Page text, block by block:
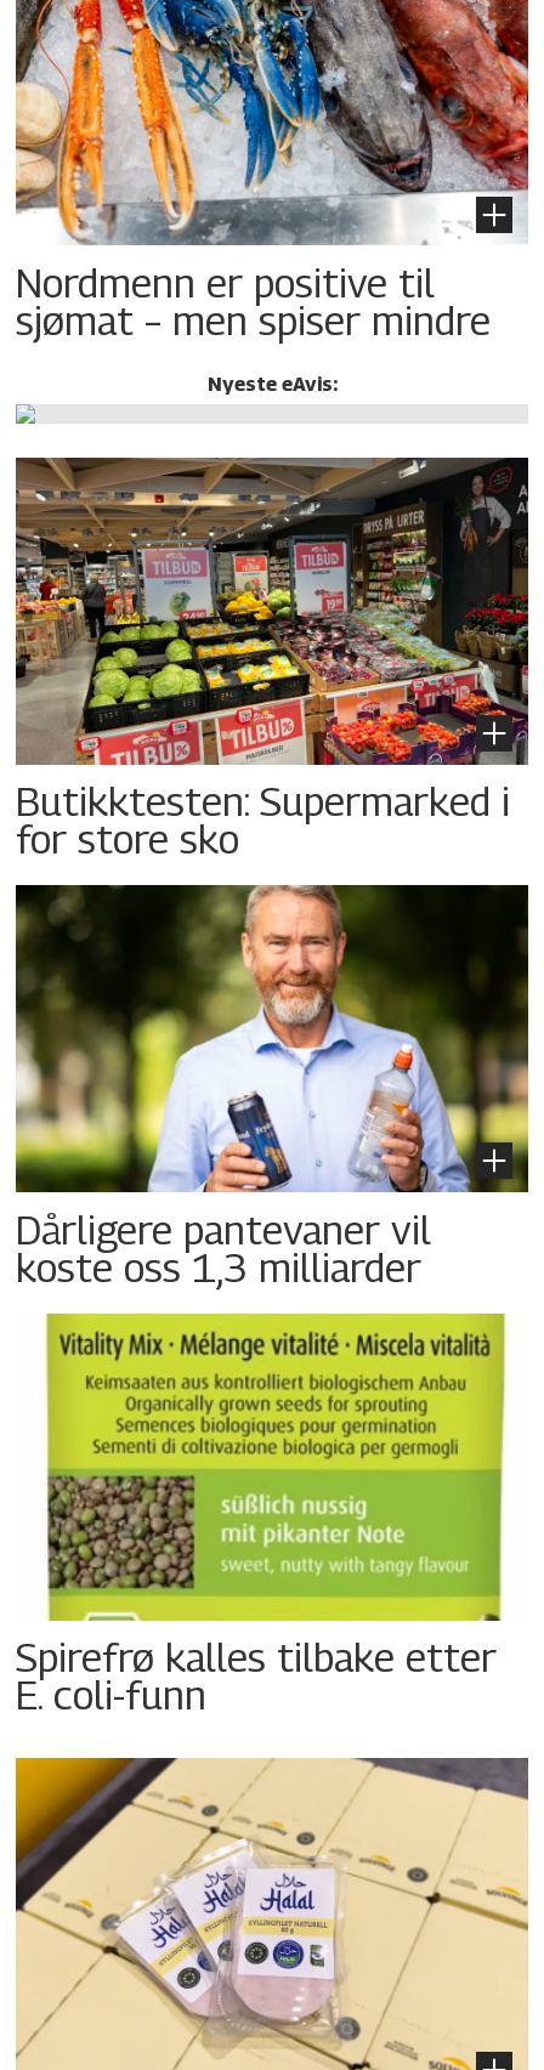
Nordmenn er positive til
sjømat – men spiser mindre
Nyeste eAvis:
Butikktesten: Supermarked i
for store sko
Dårligere pantevaner vil
koste oss 1,3 milliarder
Spirefrø kalles tilbake etter
E. coli-funn